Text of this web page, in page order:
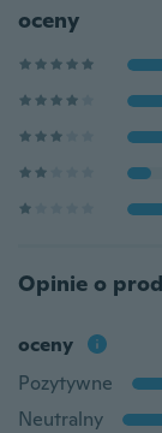
oceny
Opinie o
oceny
Pozytywne
Neutralny